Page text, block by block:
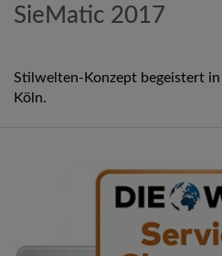
SieMatic 2017
Stilwelten-Konzept begeistert
Köln.